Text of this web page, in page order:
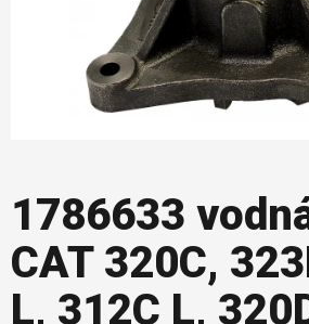
1786633
CAT 320C,
L, 312C L,